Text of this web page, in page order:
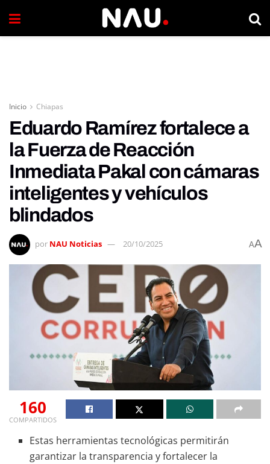
Inicio Chiapas
Eduardo Ramírez fortalece a
la Fuerza de Reacción
Inmediata Pakal con cámaras
inteligentes y vehículos
blindados
por NAU Noticias 20/10/2025 AA
160
COMPARTIDOS
Estas herramientas tecnológicas permitirán
garantizar la transparencia y fortalecer la